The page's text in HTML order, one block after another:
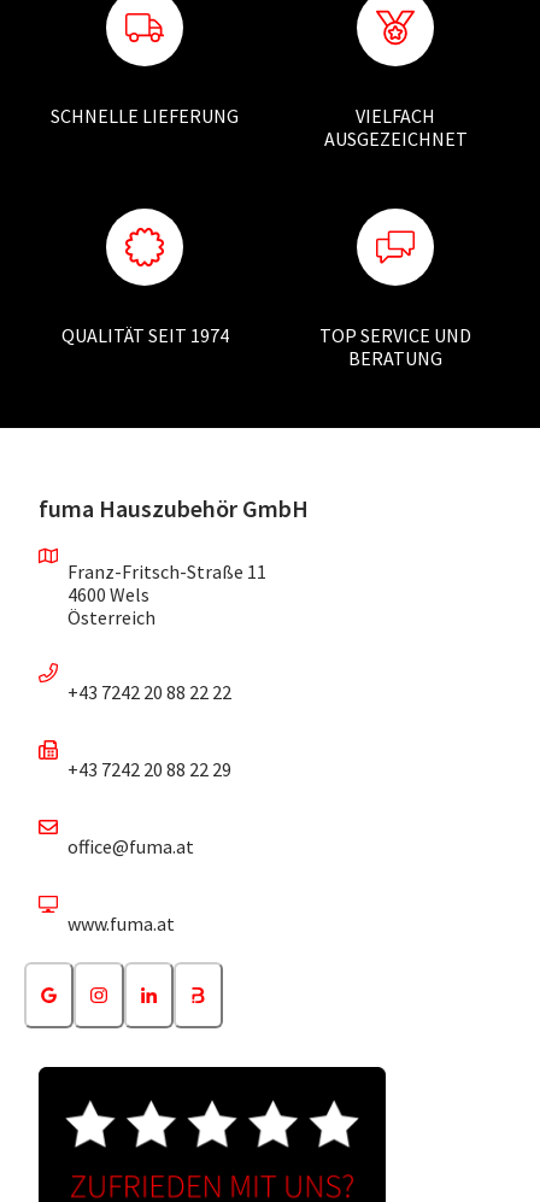
SCHNELLE LIEFERUNG
VIELFACH
AUSGEZEICHNET
QUALITÄT SEIT 1974
TOP SERVICE UND
BERATUNG
fuma Hauszubehör GmbH
Franz-Fritsch-Straße 11
4600 Wels
Österreich
+43 7242 20 88 22 22
+43 7242 20 88 22 29
office@fuma.at
www.fuma.at